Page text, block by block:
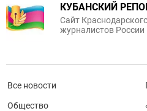
КУБАНСКИЙ
Сайт
журналистов России
Все новости
Общество